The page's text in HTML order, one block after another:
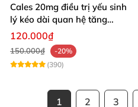
Cales 20mg điều trị yếu sinh
lý kéo dài quan hệ tăng
cường cương dương
120.000₫
150.000₫
-20%
(390)
1 2 3